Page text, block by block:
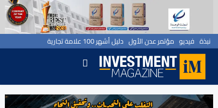
نبذة فيديو مؤتمر عدن الأول دليل أشهر 100 علامة تجارية